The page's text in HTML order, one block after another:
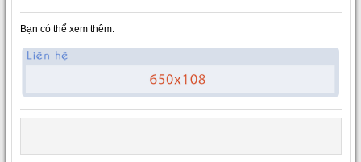
Bạn có thể xem thêm: